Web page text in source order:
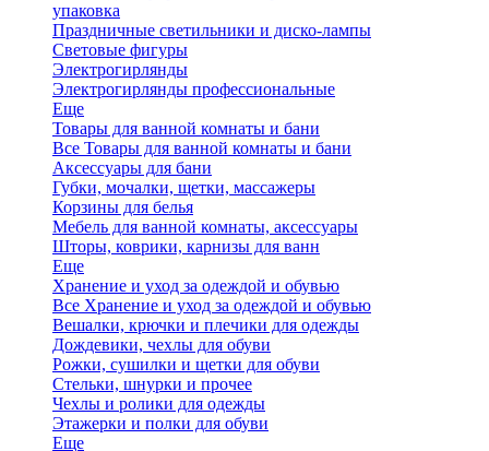
упаковка
Праздничные светильники и диско-лампы
Световые фигуры
Электрогирлянды
Электрогирлянды профессиональные
Еще
Товары для ванной комнаты и бани
Все Товары для ванной комнаты и бани
Аксессуары для бани
Губки, мочалки, щетки, массажеры
Корзины для белья
Мебель для ванной комнаты, аксессуары
Шторы, коврики, карнизы для ванн
Еще
Хранение и уход за одеждой и обувью
Все Хранение и уход за одеждой и обувью
Вешалки, крючки и плечики для одежды
Дождевики, чехлы для обуви
Рожки, сушилки и щетки для обуви
Стельки, шнурки и прочее
Чехлы и ролики для одежды
Этажерки и полки для обуви
Еще